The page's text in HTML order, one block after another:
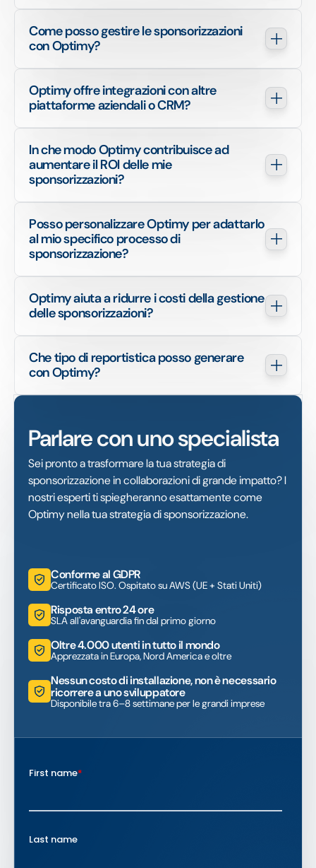
Come posso gestire le sponsorizzazioni
con Optimy?
Optimy offre integrazioni con altre
piattaforme aziendali o CRM?
In che modo Optimy contribuisce ad
aumentare il ROI delle mie
sponsorizzazioni?
Posso personalizzare Optimy per adattarlo
al mio specifico processo di
sponsorizzazione?
Optimy aiuta a ridurre i costi della gestione
delle sponsorizzazioni?
Che tipo di reportistica posso generare
con Optimy?
Parlare con uno specialista
Sei pronto a trasformare la tua strategia di
sponsorizzazione in collaborazioni di grande impatto? I
nostri esperti ti spiegheranno esattamente come
Optimy nella tua strategia di sponsorizzazione.
Conforme al GDPR
Certificato ISO. Ospitato su AWS (UE + Stati Uniti)
Risposta entro 24 ore
SLA all'avanguardia fin dal primo giorno
Oltre 4.000 utenti in tutto il mondo
Apprezzata in Europa, Nord America e oltre
Nessun costo di installazione, non è necessario
ricorrere a uno sviluppatore
Disponibile tra 6–8 settimane per le grandi imprese